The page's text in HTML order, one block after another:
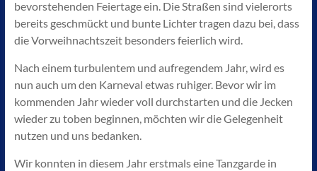
bevorstehenden Feiertage ein. Die Straßen sind vielerorts
bereits geschmückt und bunte Lichter tragen dazu bei, dass
die Vorweihnachtszeit besonders feierlich wird.
Nach einem turbulentem und aufregendem Jahr, wird es
nun auch um den Karneval etwas ruhiger. Bevor wir im
kommenden Jahr wieder voll durchstarten und die Jecken
wieder zu toben beginnen, möchten wir die Gelegenheit
nutzen und uns bedanken.
Wir konnten in diesem Jahr erstmals eine Tanzgarde in